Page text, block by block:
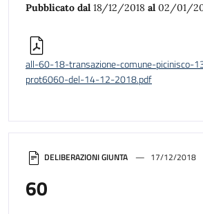
DELIBERAZIONI GIUNTA 17/12/2018
60
Pubblicato dal 18/12/2018 al 02/01/
all-60-18-transazione-comune-picinisco-
prot6060-del-14-12-2018.pdf